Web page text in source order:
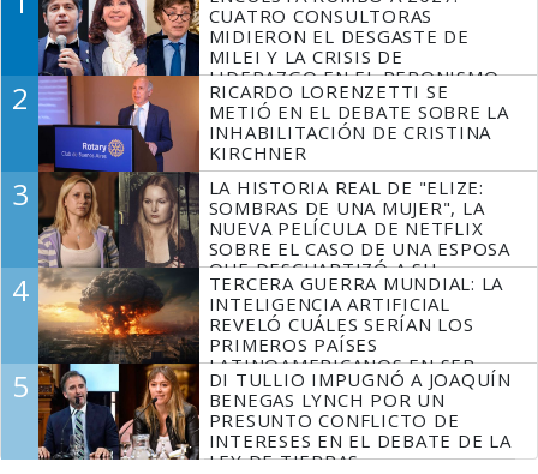
CUATRO CONSULTORAS
MIDIERON EL DESGASTE DE
MILEI Y LA CRISIS DE
LIDERAZGO EN EL PERONISMO
2
RICARDO LORENZETTI SE
METIÓ EN EL DEBATE SOBRE LA
INHABILITACIÓN DE CRISTINA
KIRCHNER
3
LA HISTORIA REAL DE "ELIZE:
SOMBRAS DE UNA MUJER", LA
NUEVA PELÍCULA DE NETFLIX
SOBRE EL CASO DE UNA ESPOSA
QUE DESCUARTIZÓ A SU
MARIDO
4
TERCERA GUERRA MUNDIAL: LA
INTELIGENCIA ARTIFICIAL
REVELÓ CUÁLES SERÍAN LOS
PRIMEROS PAÍSES
LATINOAMERICANOS EN SER
DERROTADOS
5
DI TULLIO IMPUGNÓ A JOAQUÍN
BENEGAS LYNCH POR UN
PRESUNTO CONFLICTO DE
INTERESES EN EL DEBATE DE LA
LEY DE TIERRAS